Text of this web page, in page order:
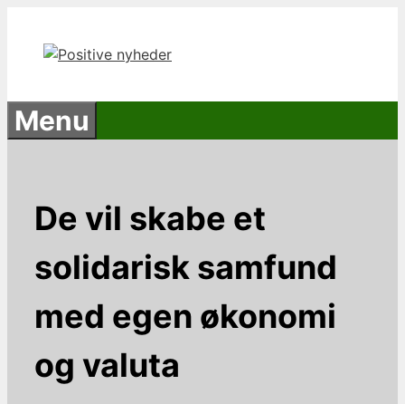
indhold
Menu
De vil skabe et
solidarisk samfund
med egen økonomi
og valuta